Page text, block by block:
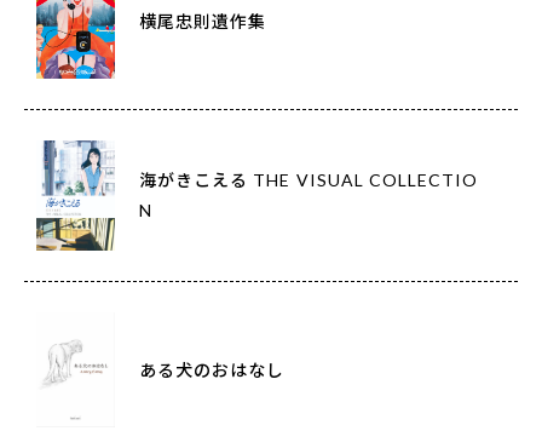
横尾忠則遺作集
海がきこえる THE VISUAL COLLECTIO
N
ある犬のおはなし